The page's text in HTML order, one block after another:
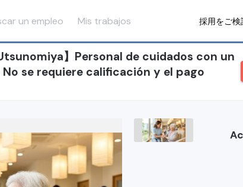
un empleo Mis trabajos 採用をご検
】Personal de cuidados con un
se requiere calificación y el pago